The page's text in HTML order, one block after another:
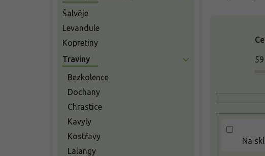
Šalvěje
Levandule
Kopretiny
Traviny
Bezkolence
Dochany
Chrastice
Kavyly
Kostřavy
Lalangy
59
Na